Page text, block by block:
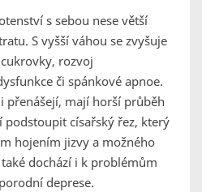
s sebou nese větší
S vyšší váhou se zvyšuje
rozvoj
či spánkové apnoe.
přenášejí, mají horší průběh
císařský řez, který
hojením jizvy a možného
dochází i k problémům
deprese.